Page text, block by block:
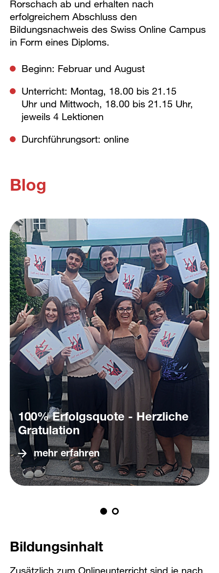
Rorschach ab und erhalten nach
erfolgreichem Abschluss den
Bildungsnachweis des Swiss Online Campus
in Form eines Diploms.
Beginn: Februar und August
Unterricht: Montag, 18.00 bis 21.15
Uhr und Mittwoch, 18.00 bis 21.15 Uhr,
jeweils 4 Lektionen
Durchführungsort: online
Blog
100% Erfolgsquote - Herzliche
Gratulation
mehr erfahren
Bildungsinhalt
Zusätzlich zum Onlineunterricht sind je nach